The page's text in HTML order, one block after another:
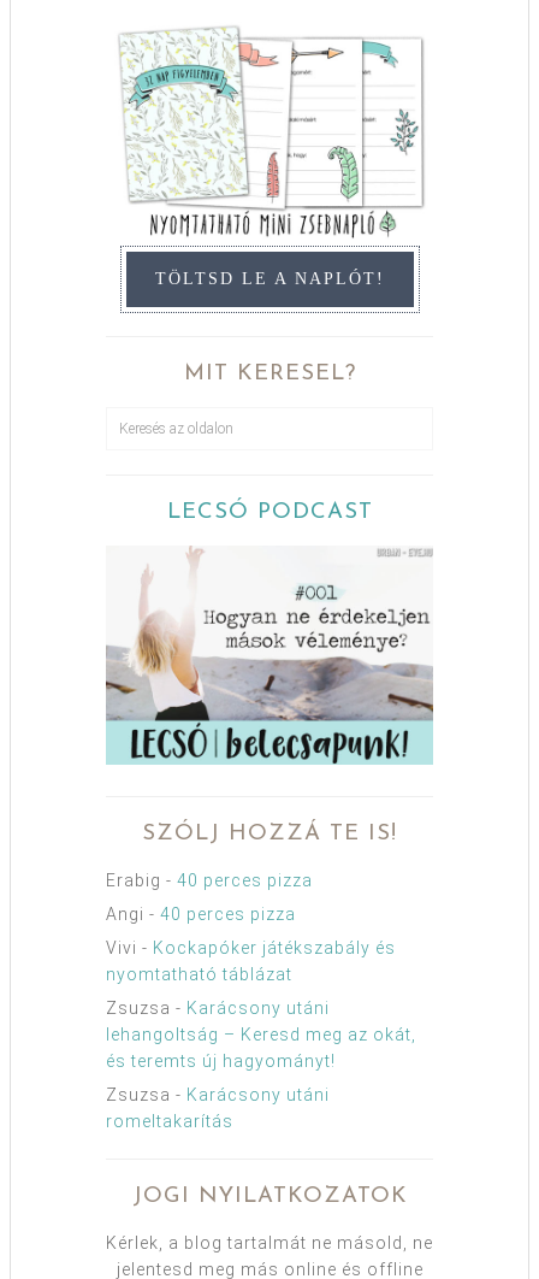
TÖLTSD LE A NAPLÓT!
MIT KERESEL?
LECSÓ PODCAST
SZÓLJ HOZZÁ TE IS!
Erabig - 40 perces pizza
Angi - 40 perces pizza
Vivi - Kockapóker játékszabály és
nyomtatható táblázat
Zsuzsa - Karácsony utáni
lehangoltság – Keresd meg az okát,
és teremts új hagyományt!
Zsuzsa - Karácsony utáni
romeltakarítás
JOGI NYILATKOZATOK
Kérlek, a blog tartalmát ne másold, ne
jelentesd meg más online és offline